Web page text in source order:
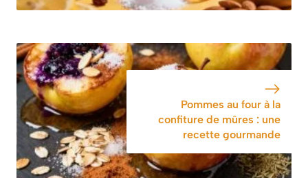
Pommes au four à la
confiture de mûres : une
recette gourmande